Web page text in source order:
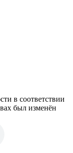
в соответствии
был изменён